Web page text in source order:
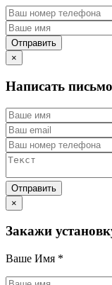
×
Написать письмо
×
Закажи
Ваше Имя *